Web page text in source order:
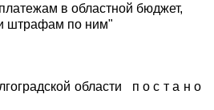
в областной бюджет,
штрафам по ним"
области п о с т а н о